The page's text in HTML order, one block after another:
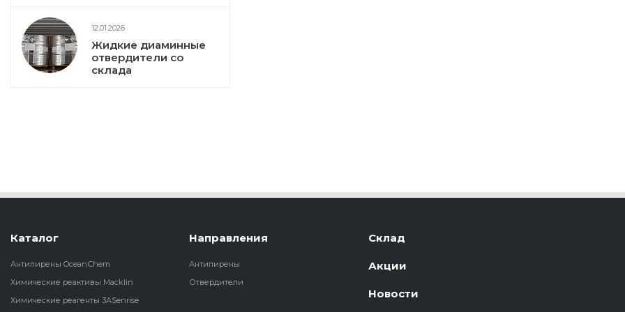
12.01.2026
Жидкие диаминные
отвердители со
склада
Каталог
Антипирены OceanСhem
Химические реактивы Macklin
Химические реагенты 3ASenrise
Направления
Антипирены
Отвердители
Склад
Акции
Новости